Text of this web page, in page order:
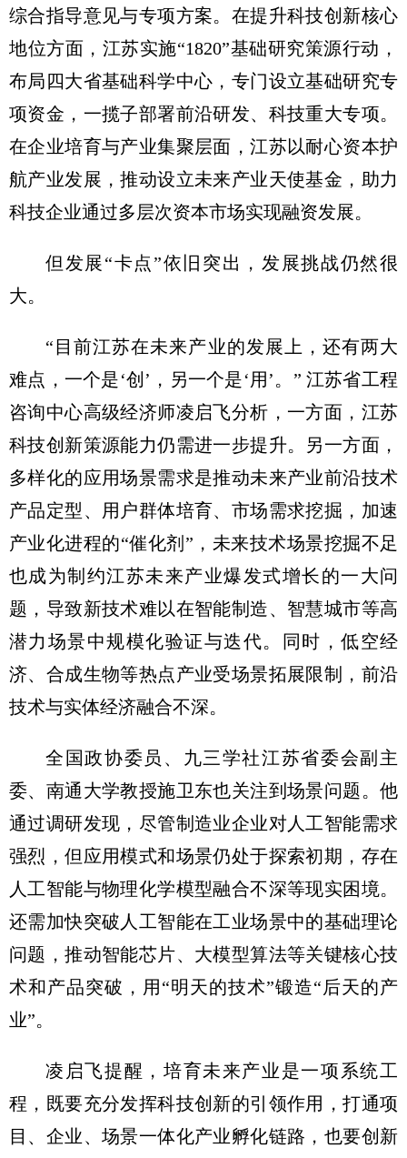
综合指导意见与专项方案。在提升科技创新核心
地位方面，江苏实施“1820”基础研究策源行动，
布局四大省基础科学中心，专门设立基础研究专
项资金，一揽子部署前沿研发、科技重大专项。
在企业培育与产业集聚层面，江苏以耐心资本护
航产业发展，推动设立未来产业天使基金，助力
科技企业通过多层次资本市场实现融资发展。
但发展“卡点”依旧突出，发展挑战仍然很
大。
“目前江苏在未来产业的发展上，还有两大
难点，一个是‘创’，另一个是‘用’。” 江苏省工程
咨询中心高级经济师凌启飞分析，一方面，江苏
科技创新策源能力仍需进一步提升。另一方面，
多样化的应用场景需求是推动未来产业前沿技术
产品定型、用户群体培育、市场需求挖掘，加速
产业化进程的“催化剂”，未来技术场景挖掘不足
也成为制约江苏未来产业爆发式增长的一大问
题，导致新技术难以在智能制造、智慧城市等高
潜力场景中规模化验证与迭代。同时，低空经
济、合成生物等热点产业受场景拓展限制，前沿
技术与实体经济融合不深。
全国政协委员、九三学社江苏省委会副主
委、南通大学教授施卫东也关注到场景问题。他
通过调研发现，尽管制造业企业对人工智能需求
强烈，但应用模式和场景仍处于探索初期，存在
人工智能与物理化学模型融合不深等现实困境。
还需加快突破人工智能在工业场景中的基础理论
问题，推动智能芯片、大模型算法等关键核心技
术和产品突破，用“明天的技术”锻造“后天的产
业”。
凌启飞提醒，培育未来产业是一项系统工
程，既要充分发挥科技创新的引领作用，打通项
目、企业、场景一体化产业孵化链路，也要创新